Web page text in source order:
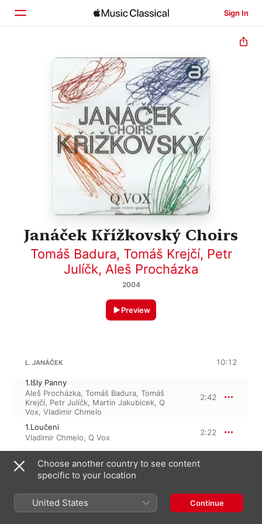
Sign In
Home
Browse
Search
Janáček Křížkovský Choirs
Tomáš Badura, Tomáš Krejčí, Petr
Julíčk, Aleš Procházka
2004
Preview
L. JANÁČEK 10:12
1.Išly Panny
Aleš Procházka, Tomáš Badura, Tomáš
Krejčí, Petr Julíčk, Martin Jakubicek, Q
Vox, Vladimir Chmelo
2:42
1.Loučeni
Vladimir Chmelo, Q Vox
2:22
2.Holubička
Vladimir Chmelo,Q Vox
Vladimir Chmelo, Martin Jakubicek
2:37
Choose another country to see content
specific to your location
United States Continue